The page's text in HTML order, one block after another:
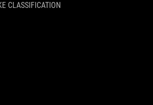
CLASSIFICATION